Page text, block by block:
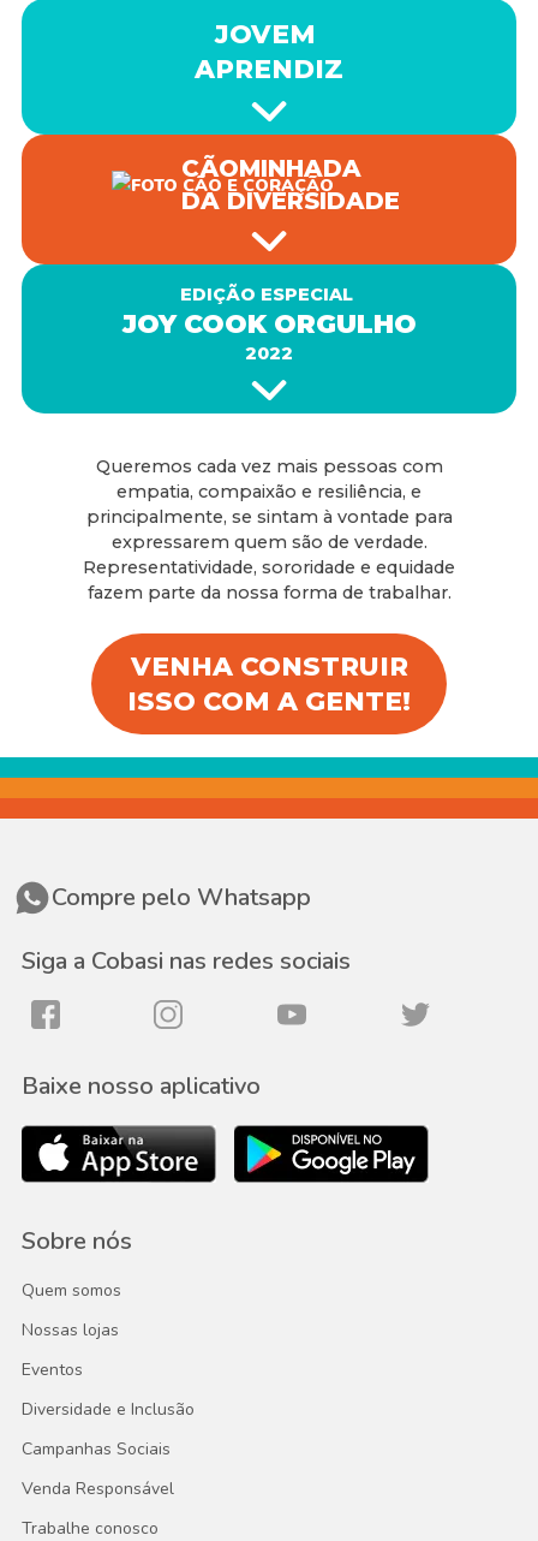
JOVEM
APRENDIZ
CÃOMINHADA
DA DIVERSIDADE
EDIÇÃO ESPECIAL
JOY COOK ORGULHO
2022
Queremos cada vez mais pessoas com
empatia, compaixão e resiliência, e
principalmente, se sintam à vontade para
expressarem quem são de verdade.
Representatividade, sororidade e equidade
fazem parte da nossa forma de trabalhar.
VENHA CONSTRUIR
ISSO COM A GENTE!
Sobre nós
Quem somos
Nossas lojas
Eventos
Diversidade e Inclusão
Campanhas Sociais
Venda Responsável
Trabalhe conosco
Compre pelo Whatsapp
Siga a Cobasi nas redes sociais
Baixe nosso aplicativo